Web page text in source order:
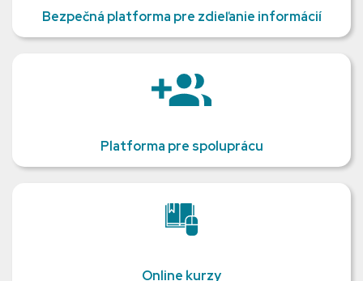
Bezpečná platforma pre zdieľanie informácií
Platforma pre spoluprácu
Online kurzy